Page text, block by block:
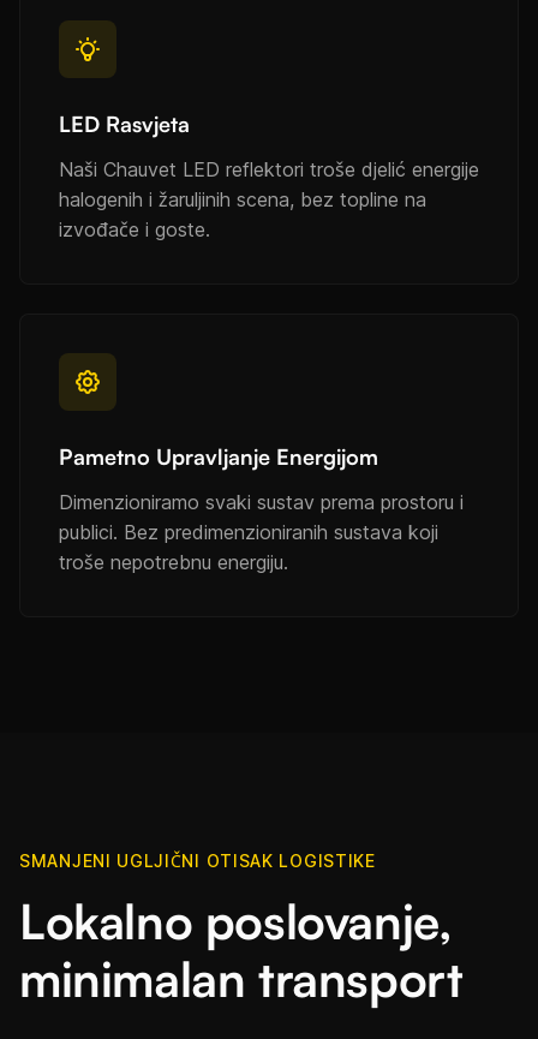
LED Rasvjeta
Naši Chauvet LED reflektori troše djelić energije
halogenih i žaruljinih scena, bez topline na
izvođače i goste.
Pametno Upravljanje Energijom
Dimenzioniramo svaki sustav prema prostoru i
publici. Bez predimenzioniranih sustava koji
troše nepotrebnu energiju.
SMANJENI UGLJIČNI OTISAK LOGISTIKE
Lokalno poslovanje,
minimalan transport